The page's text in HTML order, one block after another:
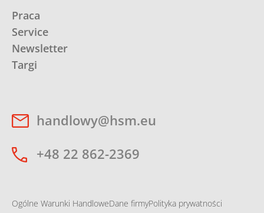
Praca
Service
Newsletter
Targi
handlowy@hsm.eu
+48 22 862-2369
Ogólne Warunki HandloweDane firmyPolityka prywatności